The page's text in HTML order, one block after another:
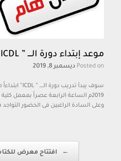
موعد إبتداء دورة الــــ ” ICDL”
Posted on ديسمبر 8, 2019
2019م الساعة الرابعة عصراً بمعمل كلية التربية
وعلى السادة الراغبين فى الحضور التواجد
← افتتاح معرض